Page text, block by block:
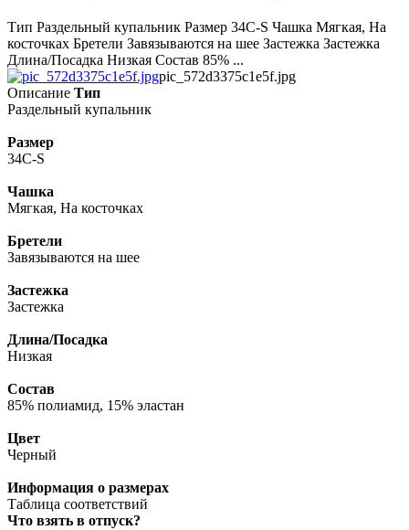
Тип Раздельный купальник Размер 34C-S Чашка Мягкая, На
косточках Бретели Завязываются на шее Застежка Застежка
Длина/Посадка Низкая Состав 85% ...
pic_572d3375c1e5f.jpg
Описание Тип
Раздельный купальник
Размер
34C-S
Чашка
Мягкая, На косточках
Бретели
Завязываются на шее
Застежка
Застежка
Длина/Посадка
Низкая
Состав
85% полиамид, 15% эластан
Цвет
Черный
Информация о размерах
Таблица соответствий
Что взять в отпуск?